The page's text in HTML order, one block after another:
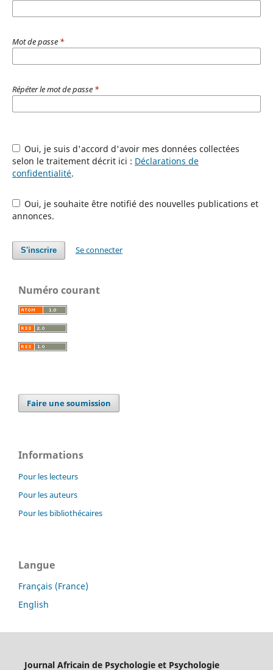
Mot de passe *
Répéter le mot de passe *
Oui, je suis d'accord d'avoir mes données collectées
selon le traitement décrit ici : Déclarations de
confidentialité.
Oui, je souhaite être notifié des nouvelles publications et
annonces.
S'inscrire Se connecter
Numéro courant
Faire une soumission
Informations
Pour les lecteurs
Pour les auteurs
Pour les bibliothécaires
Langue
Français (France)
English
Journal Africain de Psychologie et Psychologie